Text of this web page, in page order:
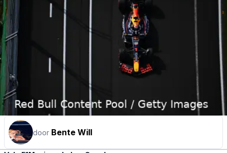
door Bente Will